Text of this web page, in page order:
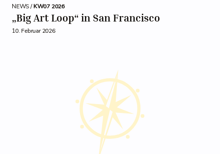
NEWS /KW07 2026
„Big Art Loop“ in San Francisco
10. Februar 2026